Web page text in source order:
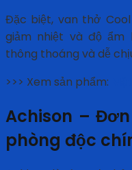
Đặc biệt, van thở
giảm nhiệt và độ ẩm
thông thoáng và dễ
>>> Xem sản phẩm:
Achison –
phòng độc